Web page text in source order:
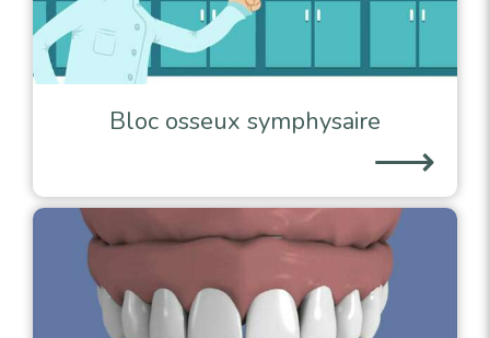
Bloc osseux symphysaire
⟶